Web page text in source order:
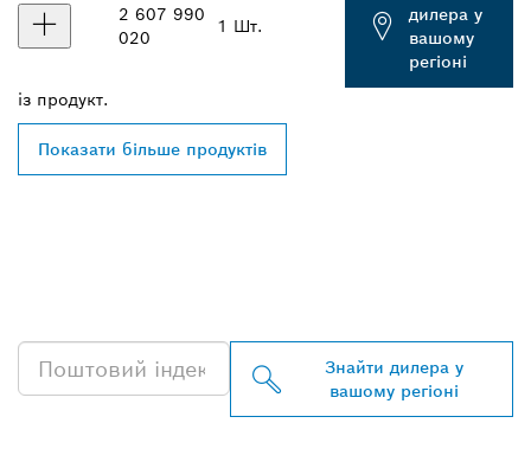
2 607 990
020
1 Шт.
дилера у
вашому
регіоні
із продукт.
Показати більше продуктів
Знайти дилера у
вашому регіоні